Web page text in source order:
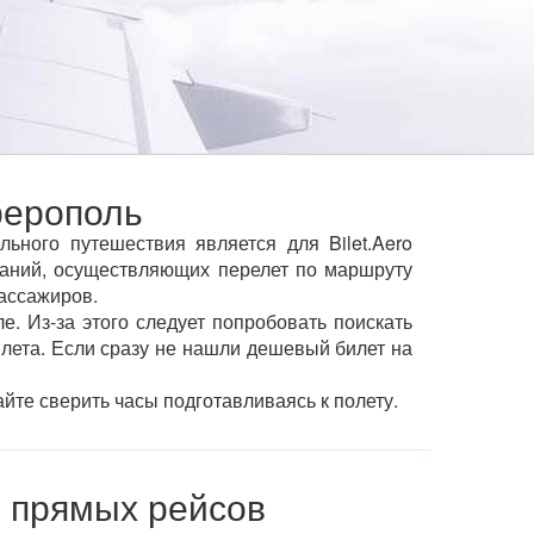
путешествия является для Bilet.Aero
осуществляющих перелет по маршруту
Из-за этого следует попробовать поискать
Если сразу не нашли дешевый билет на
сверить часы подготавливаясь к полету.
рейсов